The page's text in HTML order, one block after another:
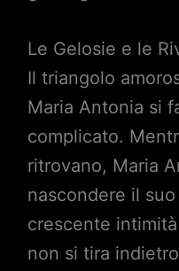
Le Gelosie e le
Il triangolo
Maria Antonia si
complicato.
ritrovano, Maria
nascondere il
crescente
non si tira